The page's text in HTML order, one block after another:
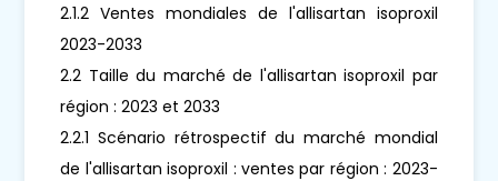
2.1.2 Ventes mondiales de l'allisartan isoproxil
2023-2033
2.2 Taille du marché de l'allisartan isoproxil par
région : 2023 et 2033
2.2.1 Scénario rétrospectif du marché mondial
de l'allisartan isoproxil : ventes par région : 2023-